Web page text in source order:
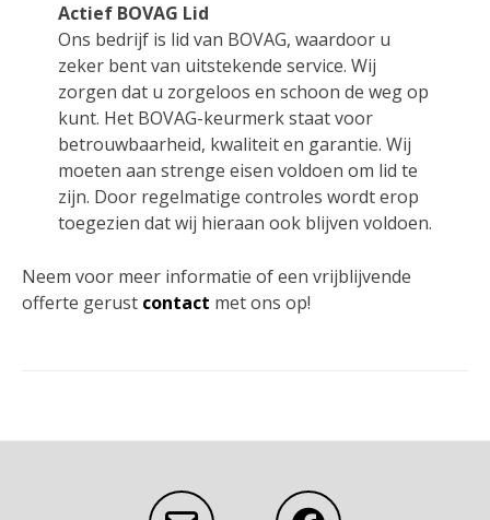
Actief BOVAG Lid
Ons bedrijf is lid van BOVAG, waardoor u
zeker bent van uitstekende service. Wij
zorgen dat u zorgeloos en schoon de weg op
kunt. Het BOVAG-keurmerk staat voor
betrouwbaarheid, kwaliteit en garantie. Wij
moeten aan strenge eisen voldoen om lid te
zijn. Door regelmatige controles wordt erop
toegezien dat wij hieraan ook blijven voldoen.
Neem voor meer informatie of een vrijblijvende
offerte gerust contact met ons op!